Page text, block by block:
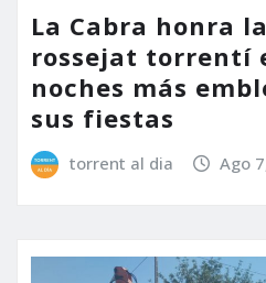
La Cabra honra
rossejat torrentí
noches más
sus fiestas
torrent al dia Ago